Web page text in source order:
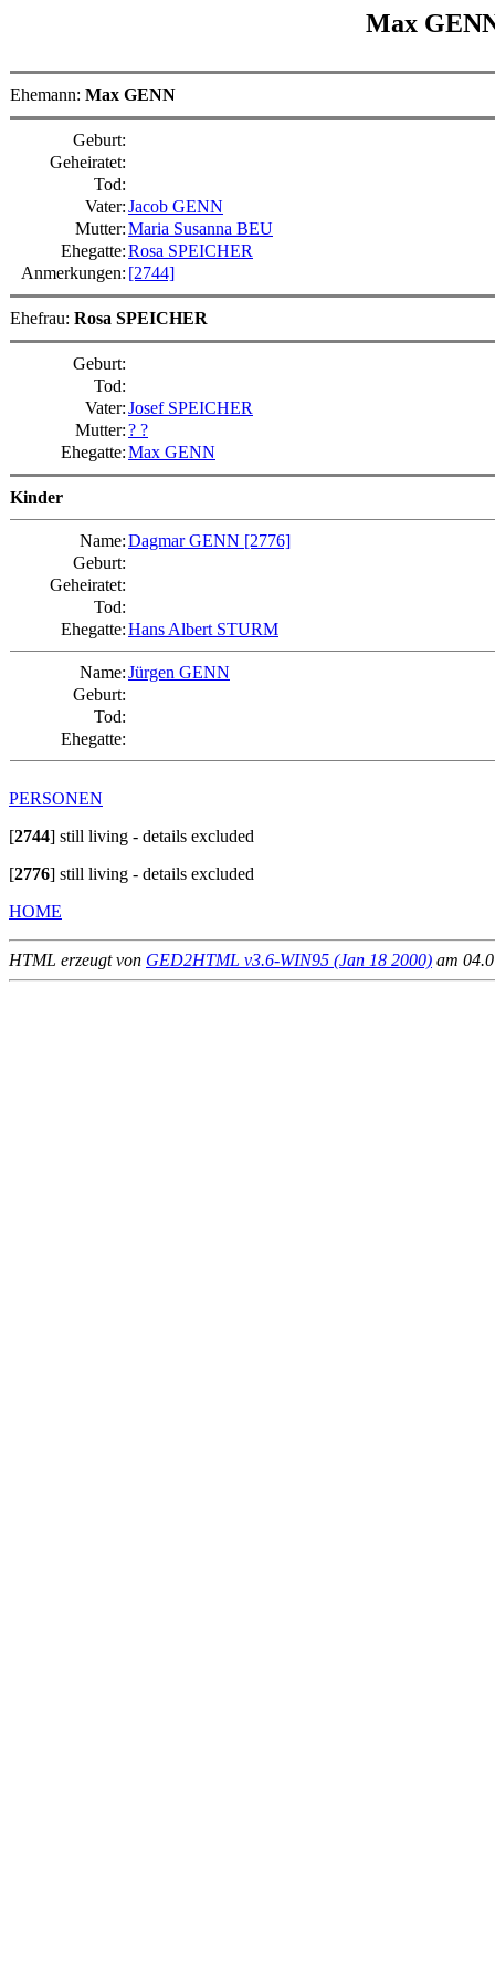
Max
Ehemann: Max GENN
Geburt:
Geheiratet:
Tod:
Vater:Jacob GENN
Mutter:Maria Susanna BEU
Ehegatte:Rosa SPEICHER
Anmerkungen: [2744]
Ehefrau: Rosa SPEICHER
Geburt:
Tod:
Vater:Josef SPEICHER
Mutter:? ?
Ehegatte:Max GENN
Kinder
Name:Dagmar GENN [2776]
Geburt:
Geheiratet:
Tod:
Ehegatte:Hans Albert STURM
Name:Jürgen GENN
Geburt:
Tod:
Ehegatte:
PERSONEN
[2744] still living - details excluded
[2776] still living - details excluded
HOME
HTML erzeugt von GED2HTML v3.6-WIN95 (Jan 18 2000) am